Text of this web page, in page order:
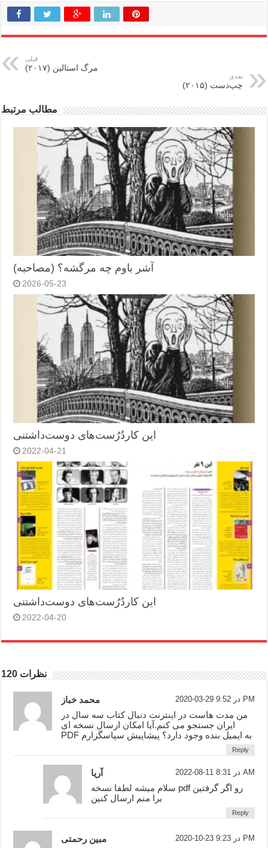
قبلی
مرگ استالین (۲۰۱۷)
بعدی
چپ‌دست (۲۰۱۵)
مطالب مرتبط
آشر باوم چه مرگشه؟ (مصاحبه)
2026-05-23
این کاردُرُست‌های دوست‌داشتنی
2022-04-21
این کاردُرُست‌های دوست‌داشتنی
2022-04-20
120 نظرات
محمد خباز 2020-03-29 در 9:52 PM
من مدت هاست در اینترنت دنبال کتاب سه سال در
ایران جستجو می کنم.آیا امکان ارسال نسخه ای
PDF به ایمیل بنده وجود دارد؟ پیشاپیش سپاسگزارم
Reply
آریا 2022-08-11 در 8:31 AM
سلام میشه لطفا نسخه pdf رو اگر گرفتین
برا منم ارسال کنین
Reply
مبین رحمتی 2020-10-23 در 9:23 PM